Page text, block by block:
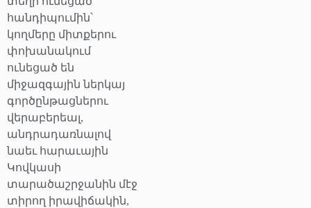
հանդիպումին՝
կողմերը միտքերու
փոխանակում
ունեցած են
միջազգային ներկայ
գործընթացներու
վերաբերեալ,
անդրադառնալով
նաեւ հարաւային
Կովկասի
տարածաշրջանին մէջ
տիրող իրավիճակին,